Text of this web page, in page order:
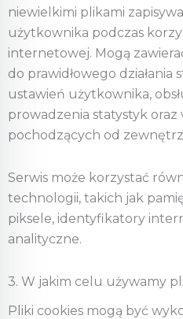
niewielkimi plikami
użytkownika podczas
internetowej. Mogą
do prawidłowego działania
ustawień użytkownika,
prowadzenia statystyk oraz
pochodzących od
Serwis może korzystać
technologii, takich jak
piksele, identyfikatory
analityczne.
3. W jakim celu używamy
Pliki cookies mogą być